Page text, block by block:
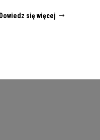
Dowiedz się więcej